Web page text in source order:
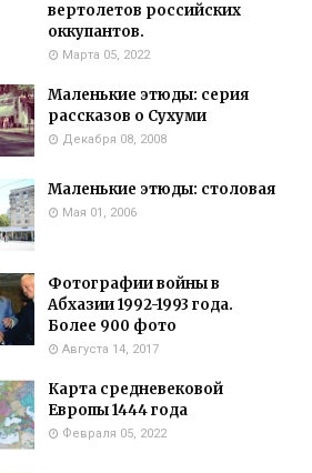
вертолетов российских
оккупантов.
Марта 05, 2022
Маленькие этюды: серия
рассказов о Сухуми
Декабря 08, 2008
Маленькие этюды: столовая
Мая 01, 2006
Фотографии войны в
Абхазии 1992-1993 года.
Более 900 фото
Августа 14, 2017
Карта средневековой
Европы 1444 года
Февраля 05, 2022